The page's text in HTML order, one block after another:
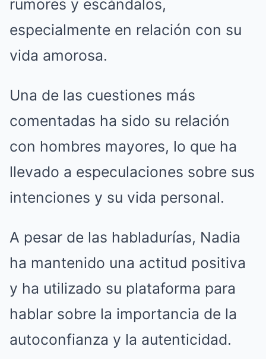
rumores y escándalos,
especialmente en relación con su
vida amorosa.
Una de las cuestiones más
comentadas ha sido su relación
con hombres mayores, lo que ha
llevado a especulaciones sobre sus
intenciones y su vida personal.
A pesar de las habladurías, Nadia
ha mantenido una actitud positiva
y ha utilizado su plataforma para
hablar sobre la importancia de la
autoconfianza y la autenticidad.